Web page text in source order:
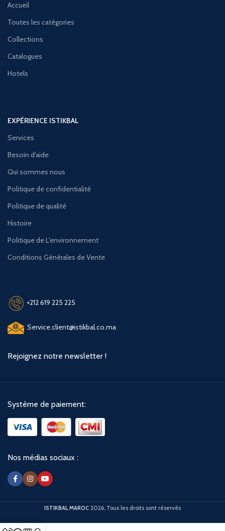
Accueil
Toutes les catégories
Collections
Catalogues
Hotels
EXPÉRIENCE ISTIKBAL
Services
Besoin d'aide
Qui sommes nous
Politique de confidentialité
Politique de qualité
Histoire
Politique de L'environnement
Conditions Générales de Vente
+212 619 225 225
Service.client@istikbal.co.ma
Rejoignez notre newsletter !
Système de paiement:
Nos médias sociaux :
ISTIKBAL MAROC 2026, Tous les droits sont réservés